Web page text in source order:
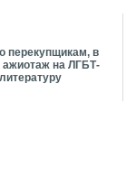
перекупщикам, в
ажиотаж на ЛГБТ-
литературу